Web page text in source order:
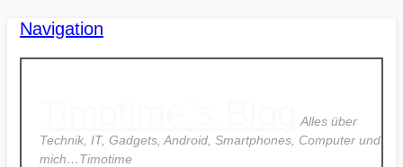
Navigation
Alles über
Technik, IT, Gadgets, Android, Smartphones, Computer und
mich…Timotime